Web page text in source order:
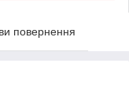
повернення